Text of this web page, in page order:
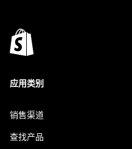
应用类别
销售渠道
查找产品